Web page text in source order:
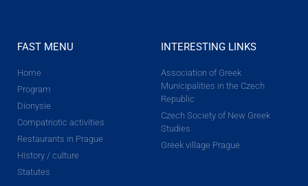
FAST MENU
Home
Program
Dionysie
Compatriotic activities
Restaurants in Prague
History / culture
Statutes
INTERESTING LINKS
Association of Greek
Municipalities in the Czech
Republic
Czech Society of New Greek
Studies
Greek village Prague